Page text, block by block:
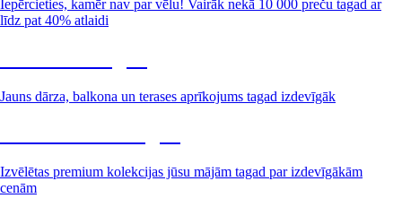
Iepērcieties, kamēr nav par vēlu! Vairāk nekā 10 000 preču tagad ar
līdz pat 40% atlaidi
Jauns dārza, balkona un terases aprīkojums tagad izdevīgāk
Izvēlētas premium kolekcijas jūsu mājām tagad par izdevīgākām
cenām